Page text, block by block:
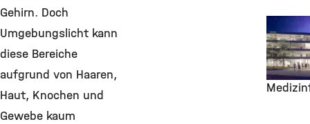
Gehirn. Doch
Umgebungslicht kann
diese Bereiche
aufgrund von Haaren,
Haut, Knochen und
Gewebe kaum
6. Juli